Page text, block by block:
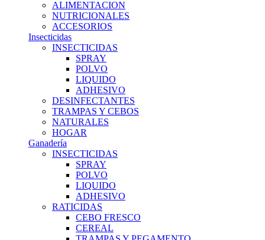
ALIMENTACION
NUTRICIONALES
ACCESORIOS
Insecticidas
INSECTICIDAS
SPRAY
POLVO
LIQUIDO
ADHESIVO
DESINFECTANTES
TRAMPAS Y CEBOS
NATURALES
HOGAR
Ganadería
INSECTICIDAS
SPRAY
POLVO
LIQUIDO
ADHESIVO
RATICIDAS
CEBO FRESCO
CEREAL